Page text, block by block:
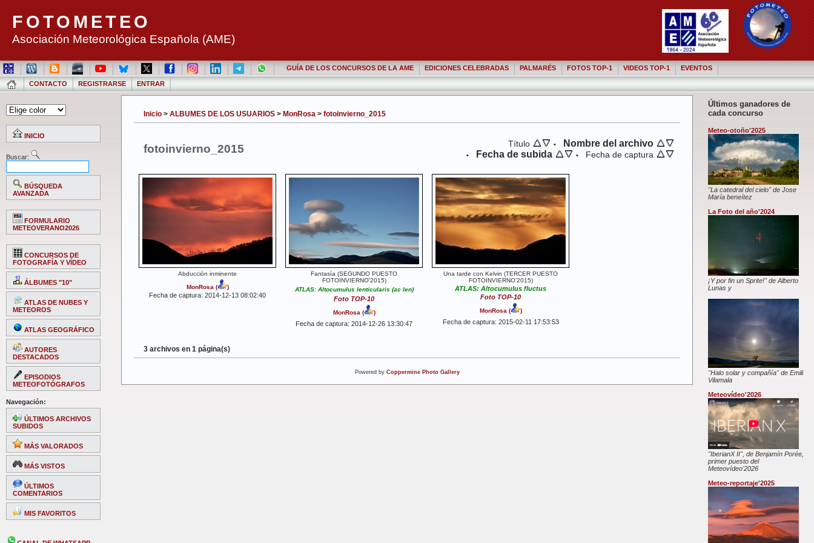
FOTOMETEO
Asociación Meteorológica Española (AME)
GUÍA DE LOS CONCURSOS DE LA AME EDICIONES CELEBRADAS PALMARÉS FOTOS TOP-1 VIDEOS TOP-1 EVENTOS
CONTACTO REGISTRARSE ENTRAR
INICIO
Buscar:
BÚSQUEDA
AVANZADA
FORMULARIO
METEOVERANO2026
CONCURSOS DE
FOTOGRAFÍA Y VÍDEO
ÁLBUMES "10"
ATLAS DE NUBES Y
METEOROS
ATLAS GEOGRÁFICO
AUTORES
DESTACADOS
EPISODIOS
METEOFOTÓGRAFOS
Navegación:
ÚLTIMOS ARCHIVOS
SUBIDOS
MÁS VALORADOS
MÁS VISTOS
ÚLTIMOS
COMENTARIOS
MIS FAVORITOS
Últimos ganadores de
cada concurso
Meteo-otoño'2025
"La catedral del cielo" de Jose
María beneítez
La Foto del año'2024
¡Y por fin un Sprite!" de Alberto
Lunas y
"Halo solar y compañía" de Emili
Vilamala
Meteovídeo'2026
"IberianX II", de Benjamín Porée,
primer puesto del
Meteovídeo'2026
Meteo-reportaje'2025
Inicio > ALBUMES DE LOS USUARIOS > MonRosa > fotoinvierno_2015
fotoinvierno_2015 Título • Nombre del archivo
• Fecha de subida • Fecha de captura
Abducción inminente
MonRosa ( )
Fecha de captura: 2014-12-13 08:02:40
Fantasía (SEGUNDO PUESTO
FOTOINVIERNO'2015)
ATLAS: Altocumulus lenticularis (ac len)
Foto TOP-10
MonRosa ( )
Fecha de captura: 2014-12-26 13:30:47
Una tarde con Kelvin (TERCER PUESTO
FOTOINVIERNO'2015)
ATLAS: Altocumulus fluctus
Foto TOP-10
MonRosa ( )
Fecha de captura: 2015-02-11 17:53:53
3 archivos en 1 página(s)
Powered by Coppermine Photo Gallery